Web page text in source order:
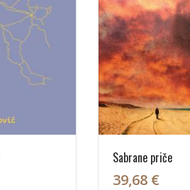
Sabrane priče
39,68 €